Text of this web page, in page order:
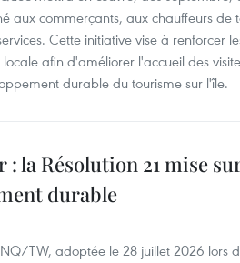
aux commerçants, aux chauffeurs de
Cette initiative vise à renforcer
afin d'améliorer l'accueil des
durable du tourisme sur l'île.
la Résolution 21 mise
durable
NQ/TW, adoptée le 28 juillet 2026 lors